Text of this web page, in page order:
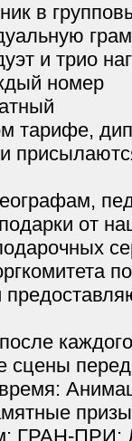
в
и трио
номер
тарифе,
от
сцены
ГРАН-ПРИ;